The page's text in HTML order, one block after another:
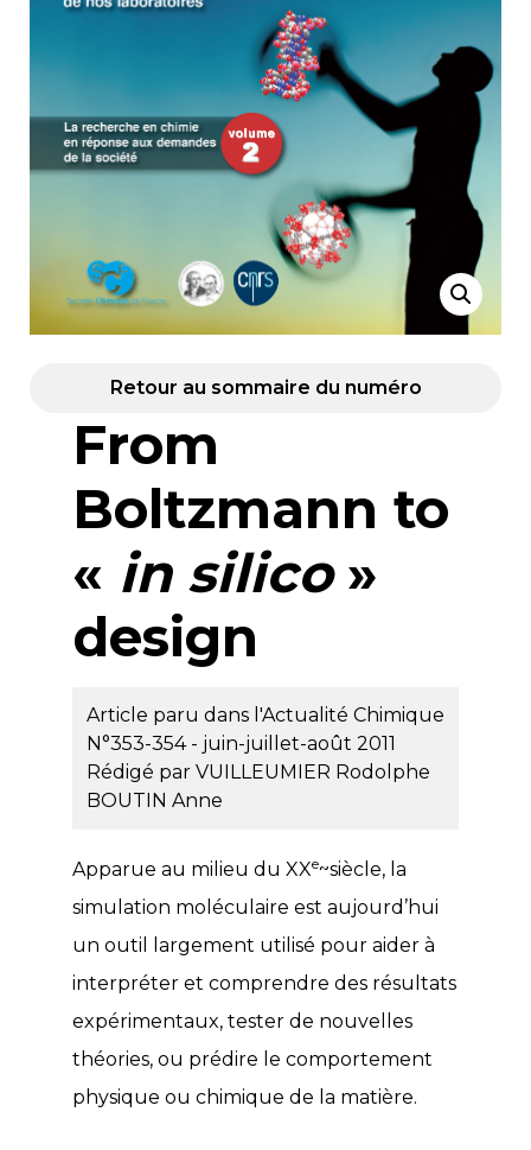
Retour au sommaire du numéro
From
Boltzmann to
« in silico»
design
Article paru dans l'Actualité Chimique
N°353-354 - juin-juillet-août 2011
Rédigé par VUILLEUMIER Rodolphe
BOUTIN Anne
Apparue au milieu du XXe~siècle, la
simulation moléculaire est aujourd’hui
un outil largement utilisé pour aider à
interpréter et comprendre des résultats
expérimentaux, tester de nouvelles
théories, ou prédire le comportement
physique ou chimique de la matière.